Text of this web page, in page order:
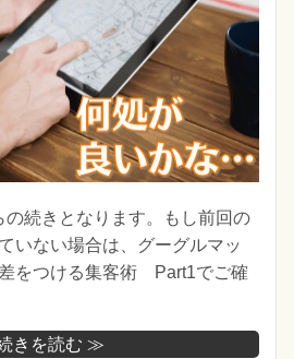
の続きとなります。もし前回の
いない場合は、グーグルマッ
をつける集客術 Part1でご確
きを読む ≫